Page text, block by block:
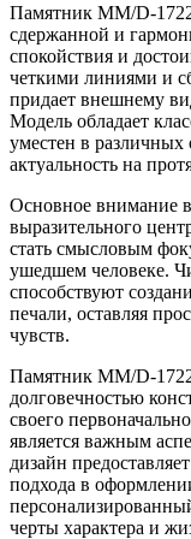
Памятник ММ/D-1722
сдержанной и
спокойствия и
четкими линиями и
придает внешнему
Модель обладает
уместен в различных
актуальность на
Основное внимание
выразительного
стать смысловым
ушедшем человеке.
способствуют
печали, оставляя
чувств.
Памятник ММ/D-1722
долговечностью
своего
является важным
дизайн
подхода в
черты характера и